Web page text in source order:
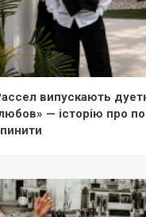
випускають
— історію про